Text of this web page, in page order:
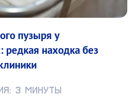
пузыря у
находка без
3 минуты